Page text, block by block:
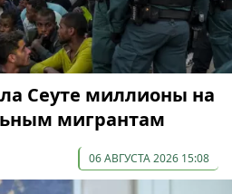
Сеуте миллионы на
мигрантам
06 АВГУСТА 2026 15:08